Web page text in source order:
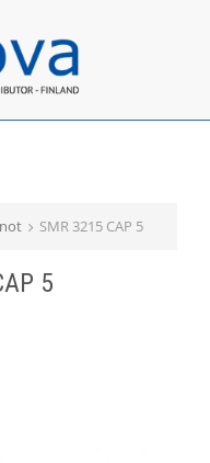
SMR 3215 CAP 5
5